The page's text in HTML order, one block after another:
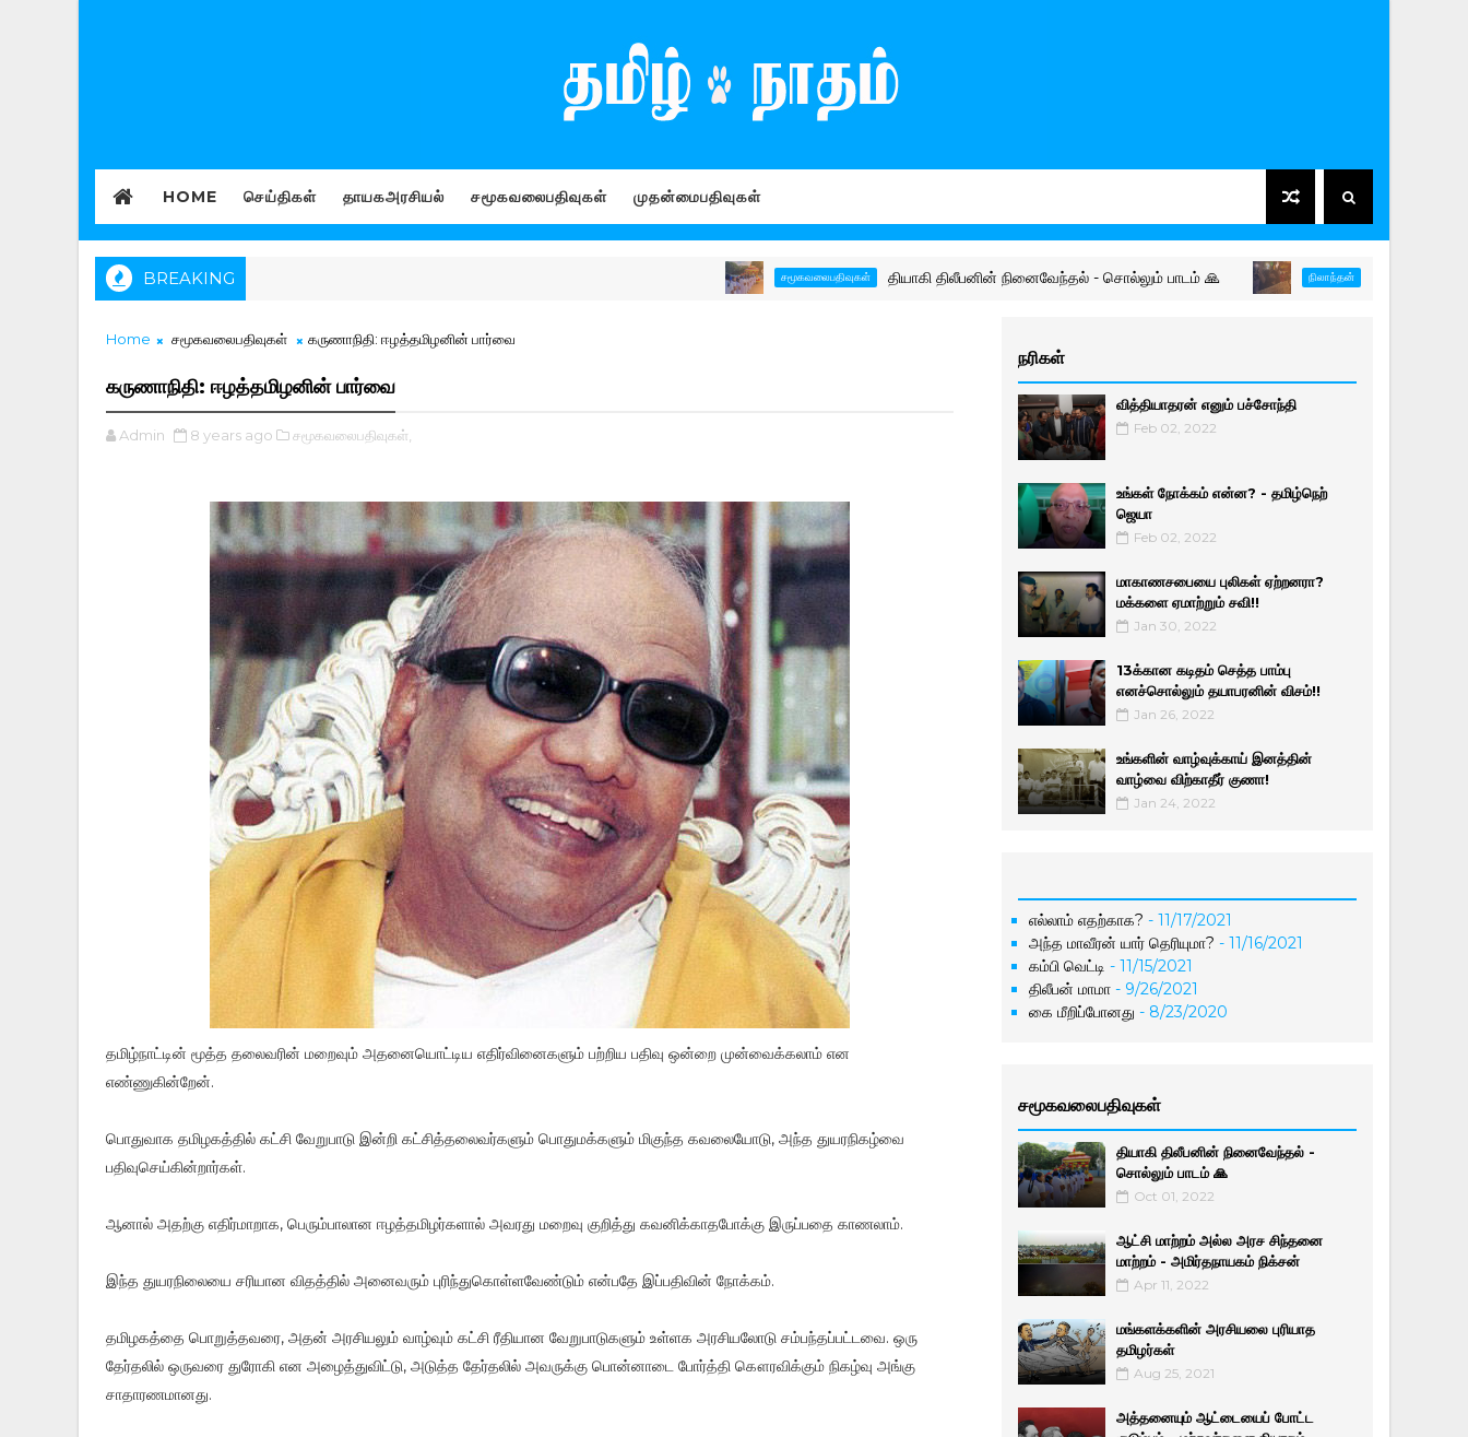
HOME செய்திகள் தாயகஅரசியல் சமூகவலைபதிவுகள் முதன்மைபதிவுகள்
BREAKING சமூகவலைபதிவுகள் தியாகி திலீபனின் நினைவேந்தல் - சொல்லும் பாடம் 🙏 நிலாந்தன் தமிழர் தரப்பின் நிலை -
Home சமூகவலைபதிவுகள் கருணாநிதி: ஈழத்தமிழனின் பார்வை
கருணாநிதி: ஈழத்தமிழனின் பார்வை
Admin 8 years ago சமூகவலைபதிவுகள்,
தமிழ்நாட்டின் மூத்த தலைவரின் மறைவும் அதனையொட்டிய எதிர்வினைகளும் பற்றிய பதிவு ஒன்றை முன்வைக்கலாம் என
எண்ணுகின்றேன்.
பொதுவாக தமிழகத்தில் கட்சி வேறுபாடு இன்றி கட்சித்தலைவர்களும் பொதுமக்களும் மிகுந்த கவலையோடு, அந்த துயரநிகழ்வை
பதிவுசெய்கின்றார்கள்.
ஆனால் அதற்கு எதிர்மாறாக, பெரும்பாலான ஈழத்தமிழர்களால் அவரது மறைவு குறித்து கவனிக்காதபோக்கு இருப்பதை காணலாம்.
இந்த துயரநிலையை சரியான விதத்தில் அனைவரும் புரிந்துகொள்ளவேண்டும் என்பதே இப்பதிவின் நோக்கம்.
தமிழகத்தை பொறுத்தவரை, அதன் அரசியலும் வாழ்வும் கட்சி ரீதியான வேறுபாடுகளும் உள்ளக அரசியலோடு சம்பந்தப்பட்டவை. ஒரு
தேர்தலில் ஒருவரை துரோகி என அழைத்துவிட்டு, அடுத்த தேர்தலில் அவருக்கு பொன்னாடை போர்த்தி கௌரவிக்கும் நிகழ்வு அங்கு
சாதாரணமானது.
நரிகள்
வித்தியாதரன் எனும் பச்சோந்தி
Feb 02, 2022
உங்கள் நோக்கம் என்ன? - தமிழ்நெற்
ஜெயா
Feb 02, 2022
மாகாணசபையை புலிகள் ஏற்றனரா?
மக்களை ஏமாற்றும் சவி!!
Jan 30, 2022
13க்கான கடிதம் செத்த பாம்பு
எனச்சொல்லும் தயாபரனின் விசம்!!
Jan 26, 2022
உங்களின் வாழ்வுக்காய் இனத்தின்
வாழ்வை விற்காதீர் குணா!
Jan 24, 2022
எல்லாம் எதற்காக? - 11/17/2021
அந்த மாவீரன் யார் தெரியுமா? - 11/16/2021
கம்பி வெட்டி - 11/15/2021
திலீபன் மாமா - 9/26/2021
கை மீறிப்போனது - 8/23/2020
சமூகவலைபதிவுகள்
தியாகி திலீபனின் நினைவேந்தல் -
சொல்லும் பாடம் 🙏
Oct 01, 2022
ஆட்சி மாற்றம் அல்ல அரச சிந்தனை
மாற்றம் - அமிர்தநாயகம் நிக்சன்
Apr 11, 2022
மங்களக்களின் அரசியலை புரியாத
தமிழர்கள்
Aug 25, 2021
அத்தனையும் ஆட்டையைப் போட்ட